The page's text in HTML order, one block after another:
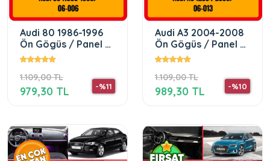
Audi 80 1986-1996
Ön Gögüs / Panel /
Torpido Korumasi /
1.109,00 TL
-%11
979,30 TL
Audi A3 2004-2008
Ön Gögüs / Panel /
Torpido Korumasi /
1.109,00 TL
-%10
989,30 TL